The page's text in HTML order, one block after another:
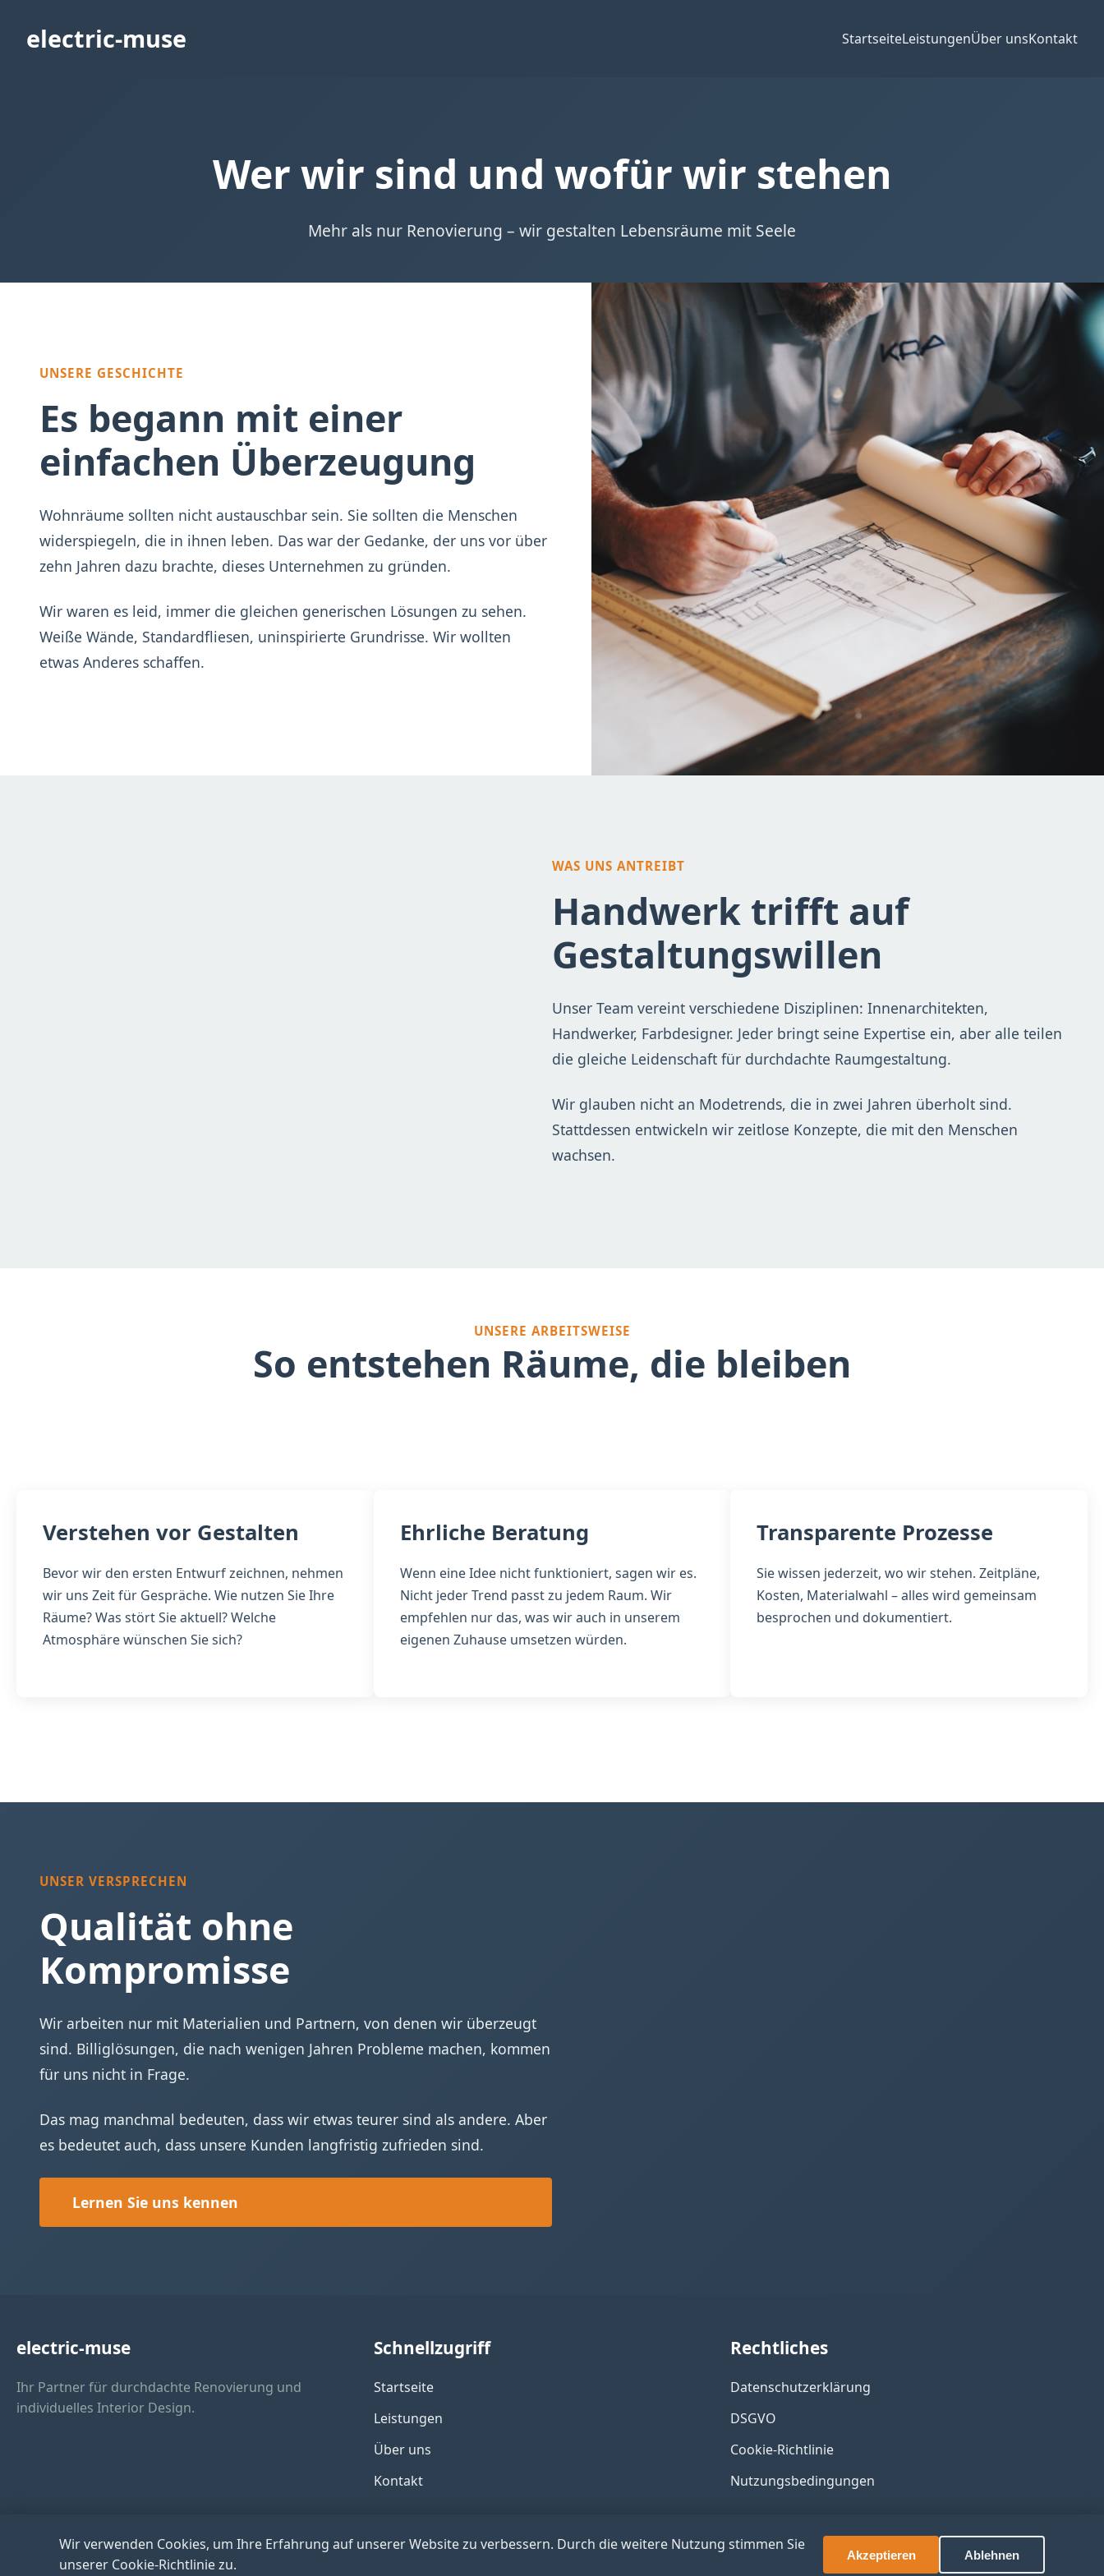
electric-muse StartseiteLeistungenÜber unsKontakt
Wer wir sind und wofür wir stehen
Mehr als nur Renovierung – wir gestalten Lebensräume mit Seele
UNSERE GESCHICHTE
Es begann mit einer
einfachen Überzeugung
Wohnräume sollten nicht austauschbar sein. Sie sollten die Menschen
widerspiegeln, die in ihnen leben. Das war der Gedanke, der uns vor über
zehn Jahren dazu brachte, dieses Unternehmen zu gründen.
Wir waren es leid, immer die gleichen generischen Lösungen zu sehen.
Weiße Wände, Standardfliesen, uninspirierte Grundrisse. Wir wollten
etwas Anderes schaffen.
WAS UNS ANTREIBT
Handwerk trifft auf
Gestaltungswillen
Unser Team vereint verschiedene Disziplinen: Innenarchitekten,
Handwerker, Farbdesigner. Jeder bringt seine Expertise ein, aber alle teilen
die gleiche Leidenschaft für durchdachte Raumgestaltung.
Wir glauben nicht an Modetrends, die in zwei Jahren überholt sind.
Stattdessen entwickeln wir zeitlose Konzepte, die mit den Menschen
wachsen.
UNSERE ARBEITSWEISE
So entstehen Räume, die bleiben
Verstehen vor Gestalten
Bevor wir den ersten Entwurf zeichnen, nehmen
wir uns Zeit für Gespräche. Wie nutzen Sie Ihre
Räume? Was stört Sie aktuell? Welche
Atmosphäre wünschen Sie sich?
Ehrliche Beratung
Wenn eine Idee nicht funktioniert, sagen wir es.
Nicht jeder Trend passt zu jedem Raum. Wir
empfehlen nur das, was wir auch in unserem
eigenen Zuhause umsetzen würden.
Transparente Prozesse
Sie wissen jederzeit, wo wir stehen. Zeitpläne,
Kosten, Materialwahl – alles wird gemeinsam
besprochen und dokumentiert.
UNSER VERSPRECHEN
Qualität ohne
Kompromisse
Wir arbeiten nur mit Materialien und Partnern, von denen wir überzeugt
sind. Billiglösungen, die nach wenigen Jahren Probleme machen, kommen
für uns nicht in Frage.
Das mag manchmal bedeuten, dass wir etwas teurer sind als andere. Aber
es bedeutet auch, dass unsere Kunden langfristig zufrieden sind.
Lernen Sie uns kennen
electric-muse
Ihr Partner für durchdachte Renovierung und
individuelles Interior Design.
Schnellzugriff
Startseite
Leistungen
Über uns
Kontakt
Rechtliches
Datenschutzerklärung
DSGVO
Cookie-Richtlinie
Nutzungsbedingungen
Wir verwenden Cookies, um Ihre Erfahrung auf unserer Website zu verbessern. Durch die weitere Nutzung stimmen Sie
unserer Cookie-Richtlinie zu.
Akzeptieren Ablehnen